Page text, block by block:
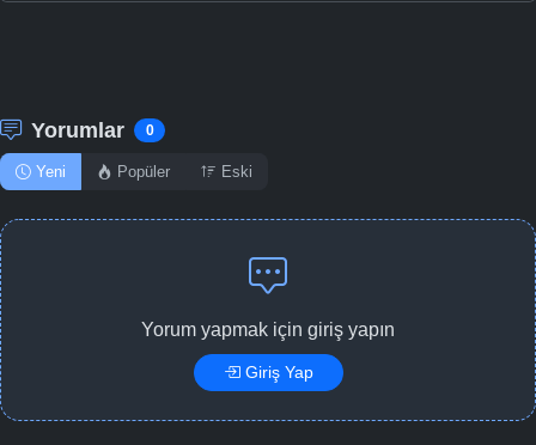
Yorumlar 0
Yeni Popüler Eski
Yorum yapmak için giriş yapın
Giriş Yap